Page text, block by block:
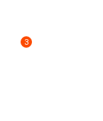
3